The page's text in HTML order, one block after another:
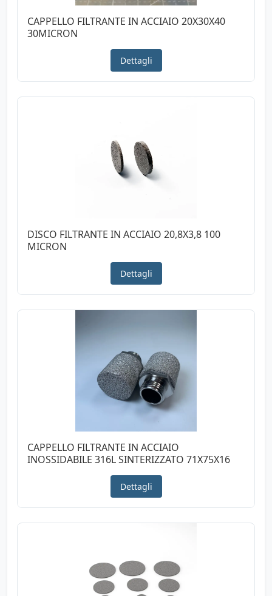
CAPPELLO FILTRANTE IN ACCIAIO 20X30X40
30MICRON
Dettagli
DISCO FILTRANTE IN ACCIAIO 20,8X3,8 100
MICRON
Dettagli
CAPPELLO FILTRANTE IN ACCIAIO
INOSSIDABILE 316L SINTERIZZATO 71X75X16
Dettagli